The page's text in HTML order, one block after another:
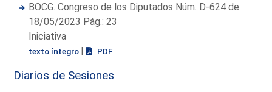
BOCG. Congreso de los Diputados Núm. D-624 de
18/05/2023 Pág.: 23
Iniciativa
texto íntegro | PDF
Diarios de Sesiones